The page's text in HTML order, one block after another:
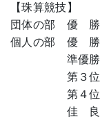
【珠算競技】
団体の部 優 勝
個人の部 優 勝
準優勝 村松
第３位 中
第４位 柏
佳 良 山内